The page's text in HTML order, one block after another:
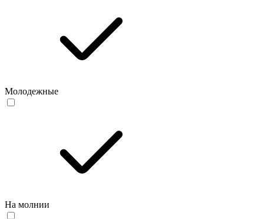
Молодежные
На молнии